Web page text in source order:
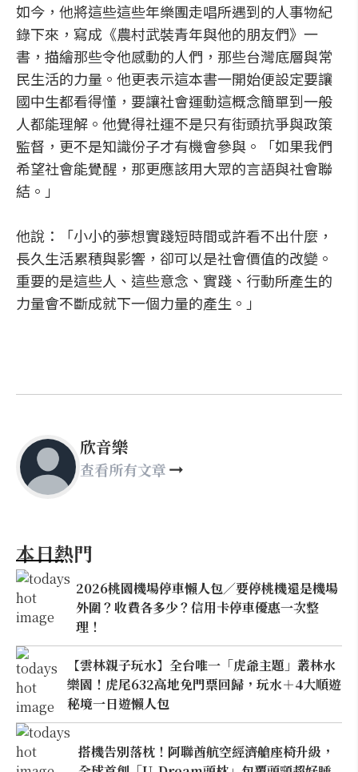
如今，他將這些這些年樂團走唱所遇到的人事物紀
錄下來，寫成《農村武裝青年與他的朋友們》一
書，描繪那些令他感動的人們，那些台灣底層與常
民生活的力量。他更表示這本書一開始便設定要讓
國中生都看得懂，要讓社會運動這概念簡單到一般
人都能理解。他覺得社運不是只有街頭抗爭與政策
監督，更不是知識份子才有機會參與。「如果我們
希望社會能覺醒，那更應該用大眾的言語與社會聯
結。」
他說：「小小的夢想實踐短時間或許看不出什麼，
長久生活累積與影響，卻可以是社會價值的改變。
重要的是這些人、這些意念、實踐、行動所產生的
力量會不斷成就下一個力量的產生。」
欣音樂
查看所有文章
本日熱門
2026桃園機場停車懶人包／要停桃機還是機場
外圍？收費各多少？信用卡停車優惠一次整
理！
【雲林親子玩水】全台唯一「虎爺主題」叢林水
樂園！虎尾632高地免門票回歸，玩水＋4大順遊
秘境一日遊懶人包
搭機告別落枕！阿聯酋航空經濟艙座椅升級，